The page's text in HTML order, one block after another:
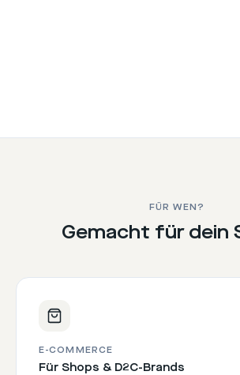
FÜR WEN?
Gemacht für dein
E-COMMERCE
Für Shops & D2C-Brands